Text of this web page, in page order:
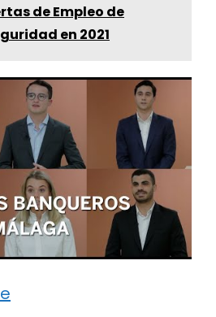
de Empleo de
en 2021